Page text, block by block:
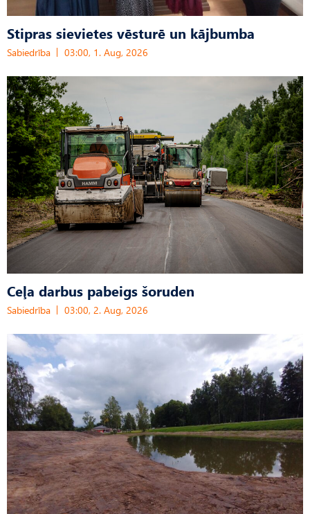
Stipras sievietes vēsturē un kājbumba
Sabiedrība 03:00, 1. Aug, 2026
Ceļa darbus pabeigs šoruden
Sabiedrība 03:00, 2. Aug, 2026